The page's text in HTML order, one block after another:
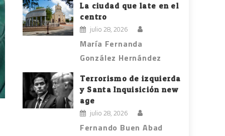
La ciudad que late en el
centro
julio 28, 2026
María Fernanda
González Hernández
Terrorismo de izquierda
y Santa Inquisición new
age
julio 28, 2026
Fernando Buen Abad